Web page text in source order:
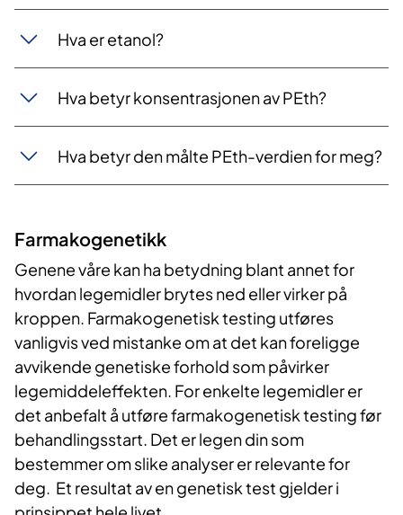
Hva er etanol?
Hva betyr konsentrasjonen av PEth?
Hva betyr den målte PEth-verdien for meg?
Farmakogenetikk
Genene våre kan ha betydning blant annet for
hvordan legemidler brytes ned eller virker på
kroppen. Farmakogenetisk testing utføres
vanligvis ved mistanke om at det kan foreligge
avvikende genetiske forhold som påvirker
legemiddeleffekten. For enkelte legemidler er
det anbefalt å utføre farmakogenetisk testing før
behandlingsstart. Det er legen din som
bestemmer om slike analyser er relevante for
deg. Et resultat av en genetisk test gjelder i